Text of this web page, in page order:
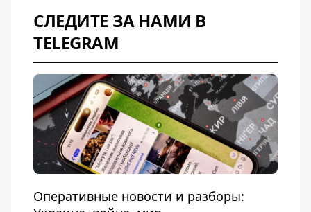
СЛЕДИТЕ ЗА НАМИ В
TELEGRAM
Оперативные новости и разборы: